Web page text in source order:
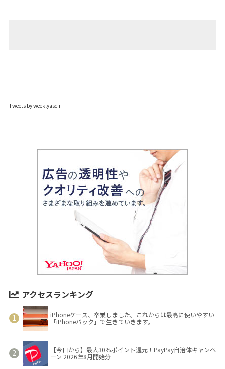
Tweets by weeklyascii
アクセスランキング
iPhoneケース、卒業しました。これからは最高に使いやすい
「iPhoneバック」で生きていきます。
【今日から】最大30％ポイント還元！PayPay自治体キャンペ
ーン 2026年8月開始分